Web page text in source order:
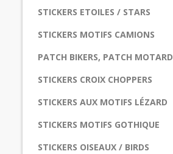
STICKERS ETOILES / STARS
STICKERS MOTIFS CAMIONS
PATCH BIKERS, PATCH MOTARD
STICKERS CROIX CHOPPERS
STICKERS AUX MOTIFS LÉZARD
STICKERS MOTIFS GOTHIQUE
STICKERS OISEAUX / BIRDS